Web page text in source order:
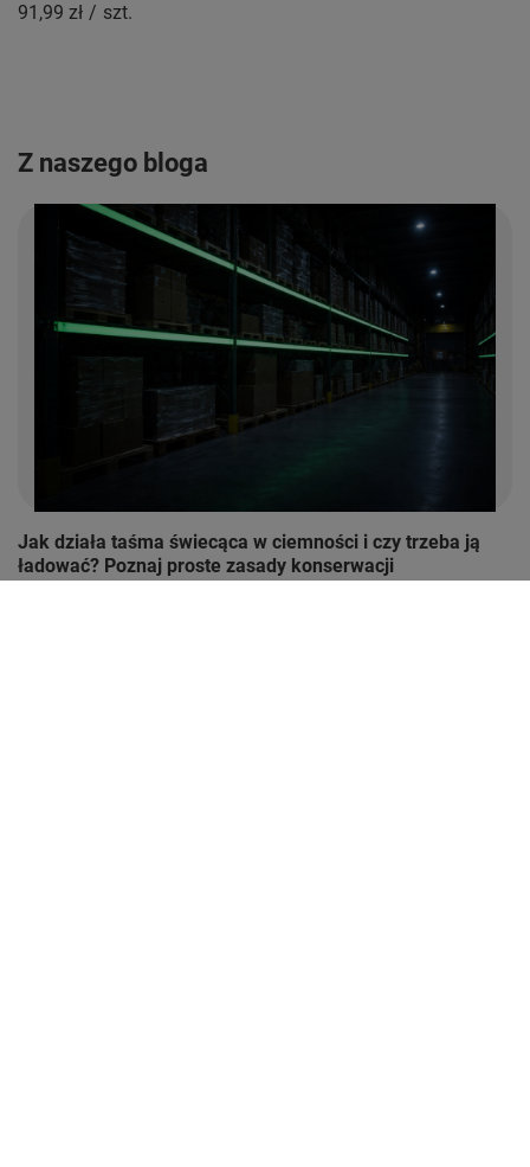
91,99 zł / szt.
Z naszego bloga
Jak działa taśma świecąca w ciemności i czy trzeba ją
ładować? Poznaj proste zasady konserwacji